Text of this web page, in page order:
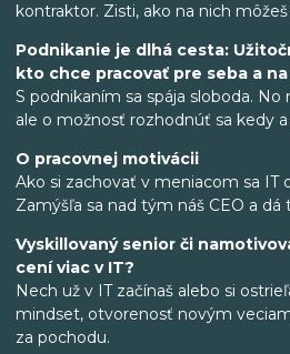
kontraktor. Zisti, ako na nich
Podnikanie je dlhá cesta:
kto chce pracovať pre seba a
S podnikaním sa spája sloboda.
ale o možnosť rozhodnúť sa kedy
O pracovnej motivácii
Ako si zachovať v meniacom sa IT
Zamýšľa sa nad tým náš CEO a dá
Vyskillovaný senior či
cení viac v IT?
Nech už v IT začínaš alebo si
mindset, otvorenosť novým
za pochodu.